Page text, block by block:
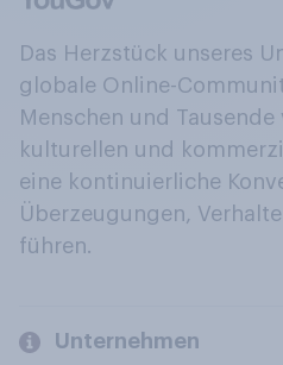
Das Herzstück unseres
globale Online-
Menschen und
kulturellen und
eine kontinuierliche
Überzeugungen,
führen.
Unternehmen